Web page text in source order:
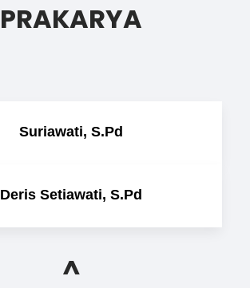
PRAKARYA
Suriawati, S.Pd
Deris Setiawati, S.Pd
^